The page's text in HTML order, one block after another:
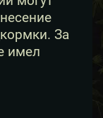
За
имел